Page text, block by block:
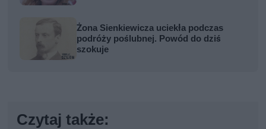
Żona Sienkiewicza uciekła podczas
podróży poślubnej. Powód do dziś
szokuje
Czytaj także: